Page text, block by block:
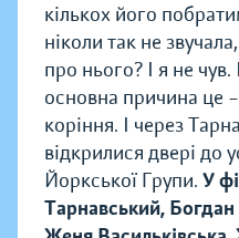
кількох його
ніколи так не
про нього? І я не чув.
основна причина це
коріння. І через
відкрилися двері до
Йоркської Групи. У
Тарнавський,